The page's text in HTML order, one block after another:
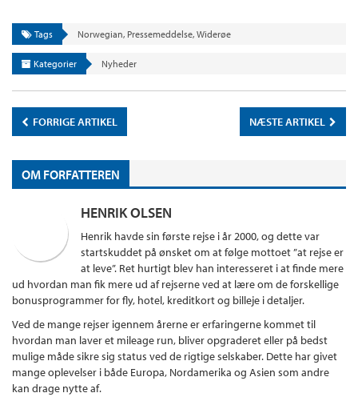
Tags Norwegian, Pressemeddelse, Widerøe
Kategorier Nyheder
FORRIGE ARTIKEL NÆSTE ARTIKEL
OM FORFATTEREN
HENRIK OLSEN
Henrik havde sin første rejse i år 2000, og dette var
startskuddet på ønsket om at følge mottoet ”at rejse er
at leve”. Ret hurtigt blev han interesseret i at finde mere
ud hvordan man fik mere ud af rejserne ved at lære om de forskellige
bonusprogrammer for fly, hotel, kreditkort og billeje i detaljer.
Ved de mange rejser igennem årerne er erfaringerne kommet til
hvordan man laver et mileage run, bliver opgraderet eller på bedst
mulige måde sikre sig status ved de rigtige selskaber. Dette har givet
mange oplevelser i både Europa, Nordamerika og Asien som andre
kan drage nytte af.